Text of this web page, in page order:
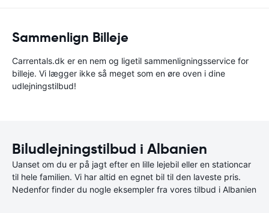
Sammenlign Billeje
Carrentals.dk er en nem og ligetil sammenligningsservice for
billeje. Vi lægger ikke så meget som en øre oven i dine
udlejningstilbud!
Biludlejningstilbud i Albanien
Uanset om du er på jagt efter en lille lejebil eller en stationcar
til hele familien. Vi har altid en egnet bil til den laveste pris.
Nedenfor finder du nogle eksempler fra vores tilbud i Albanien